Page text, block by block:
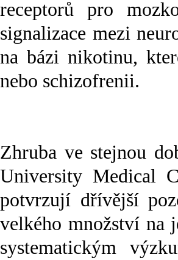
receptorů pro
signalizace mezi
na bázi nikotinu,
nebo schizofrenii.
Zhruba ve stejnou
University Medical
potvrzují dřívější
velkého množství na
systematickým